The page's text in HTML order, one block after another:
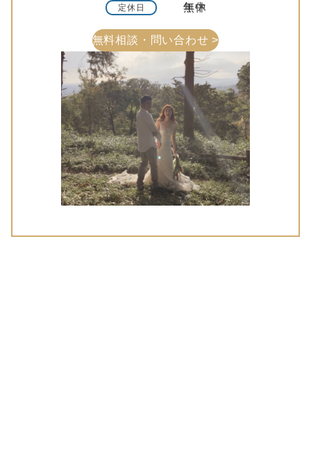
定休日 年中無休
無料相談・問い合わせ >